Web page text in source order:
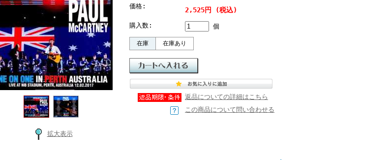
拡大表示
価格: 2,525円 (税込)
購入数: 個
在庫 在庫あり
返品についての詳細はこちら
この商品について問い合わせる